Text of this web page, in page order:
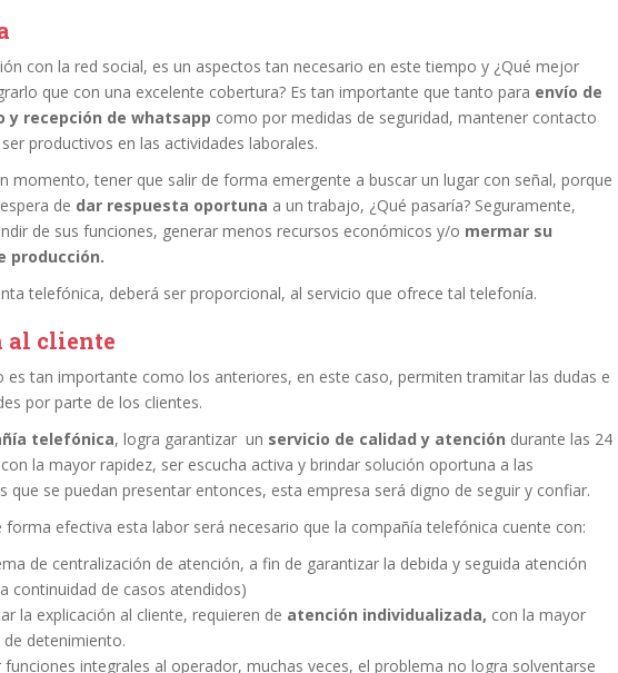
con la red social, es un aspectos tan necesario en este tiempo y ¿Qué mejor
que con una excelente cobertura? Es tan importante que tanto para envío de
y recepción de whatsapp como por medidas de seguridad, mantener contacto
productivos en las actividades laborales.
momento, tener que salir de forma emergente a buscar un lugar con señal, porque
de dar respuesta oportuna a un trabajo, ¿Qué pasaría? Seguramente,
de sus funciones, generar menos recursos económicos y/o mermar su
producción.
telefónica, deberá ser proporcional, al servicio que ofrece tal telefonía.
al cliente
es tan importante como los anteriores, en este caso, permiten tramitar las dudas e
por parte de los clientes.
telefónica, logra garantizar un servicio de calidad y atención durante las 24
la mayor rapidez, ser escucha activa y brindar solución oportuna a las
que se puedan presentar entonces, esta empresa será digno de seguir y confiar.
forma efectiva esta labor será necesario que la compañía telefónica cuente con:
de centralización de atención, a fin de garantizar la debida y seguida atención
continuidad de casos atendidos)
la explicación al cliente, requieren de atención individualizada, con la mayor
de detenimiento.
funciones integrales al operador, muchas veces, el problema no logra solventarse